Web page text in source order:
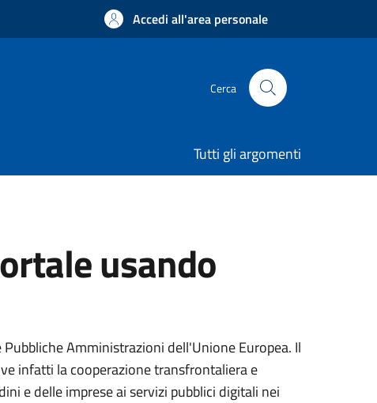
Accedi all'area personale
Cerca
Tutti gli argomenti
usando
Amministrazioni dell'Unione Europea. Il
infatti la cooperazione transfrontaliera e
e delle imprese ai servizi pubblici digitali nei